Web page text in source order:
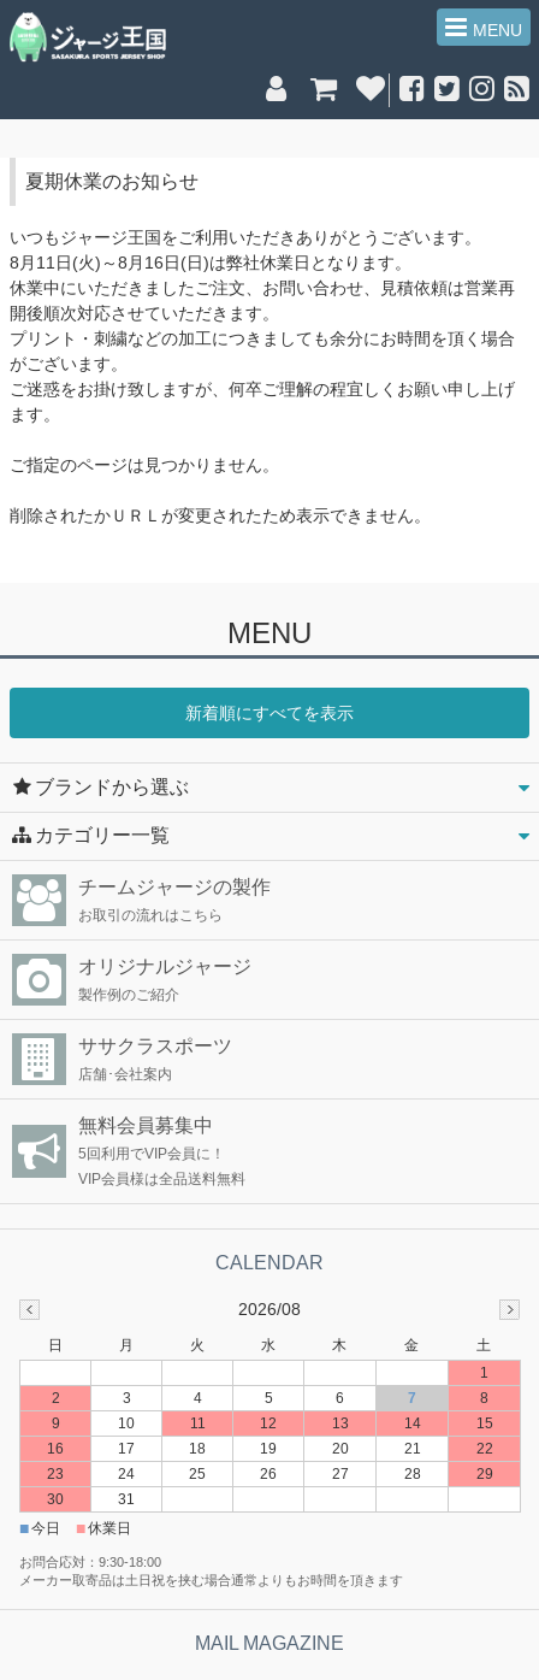
MENU
夏期休業のお知らせ
いつもジャージ王国をご利用いただきありがとうございます。
8月11日(火)～8月16日(日)は弊社休業日となります。
休業中にいただきましたご注文、お問い合わせ、見積依頼は営業再
開後順次対応させていただきます。
プリント・刺繍などの加工につきましても余分にお時間を頂く場合
がございます。
ご迷惑をお掛け致しますが、何卒ご理解の程宜しくお願い申し上げ
ます。
ご指定のページは見つかりません。
削除されたかＵＲＬが変更されたため表示できません。
MENU
新着順にすべてを表示
ブランドから選ぶ
カテゴリー一覧
チームジャージの製作
お取引の流れはこちら
オリジナルジャージ
製作例のご紹介
ササクラスポーツ
店舗･会社案内
無料会員募集中
5回利用でVIP会員に！
VIP会員様は全品送料無料
2026/08
日 月 火 水 木 金
土
1
2
3 4 5 6 7
8
9
10 11 12 13 14
15
16
17 18 19 20 21
22
23
24 25 26 27 28
29
30
31
■今日 ■休業日
お問合応対：9:30-18:00
メーカー取寄品は土日祝を挟む場合通常よりもお時間を頂きます